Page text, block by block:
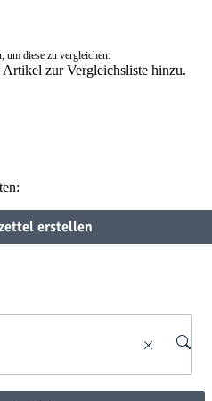
um diese zu vergleichen.
zur Vergleichsliste hinzu.
erstellen